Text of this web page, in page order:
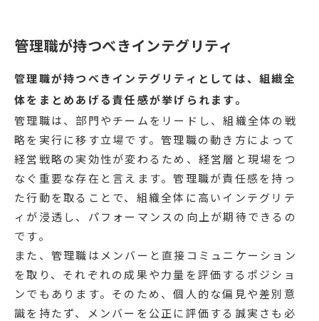
管理職が持つべきインテグリティ
管理職が持つべきインテグリティとしては、組織全
体をまとめあげる責任感が挙げられます。
管理職は、部門やチームをリードし、組織全体の戦
略を実行に移す立場です。管理職の動き方によって
経営戦略の実効性が変わるため、経営層と現場をつ
なぐ重要な存在と言えます。管理職が責任感を持っ
た行動を取ることで、組織全体に高いインテグリテ
ィが浸透し、パフォーマンスの向上が期待できるの
です。
また、管理職はメンバーと直接コミュニケーション
を取り、それぞれの成果や力量を評価するポジショ
ンでもあります。そのため、個人的な偏見や差別意
識を持たず、メンバーを公正に評価する誠実さも必